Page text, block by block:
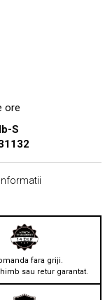
ore
S
fara griji.
sau retur garantat.